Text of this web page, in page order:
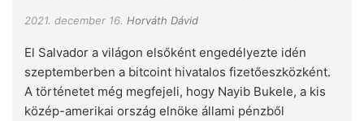
2021. december 16. Horváth Dávid
El Salvador a világon elsőként engedélyezte idén
szeptemberben a bitcoint hivatalos fizetőeszközként.
A történetet még megfejeli, hogy Nayib Bukele, a kis
közép-amerikai ország elnöke állami pénzből